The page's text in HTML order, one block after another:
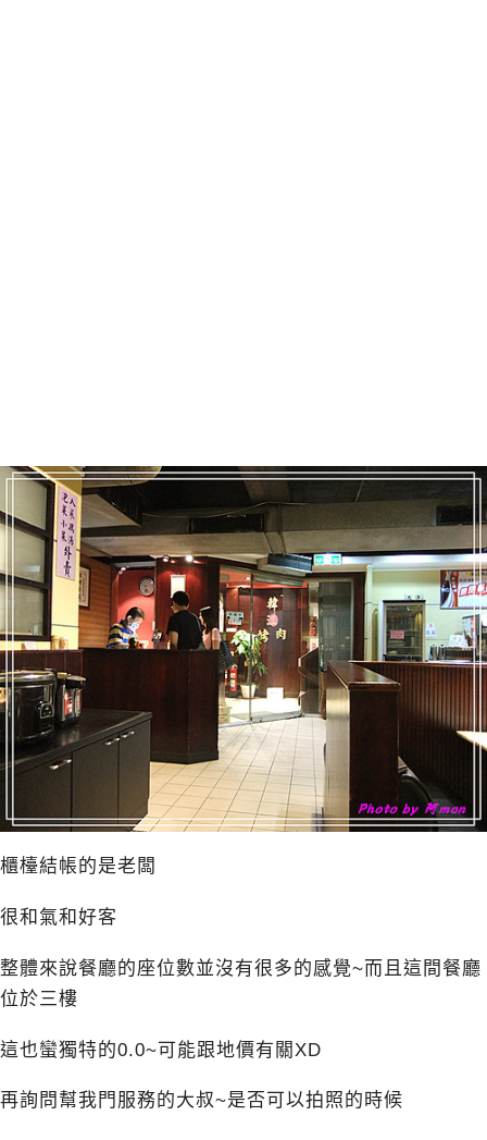
櫃檯結帳的是老闆
很和氣和好客
整體來說餐廳的座位數並沒有很多的感覺~而且這間餐廳
位於三樓
這也蠻獨特的0.0~可能跟地價有關XD
再詢問幫我門服務的大叔~是否可以拍照的時候